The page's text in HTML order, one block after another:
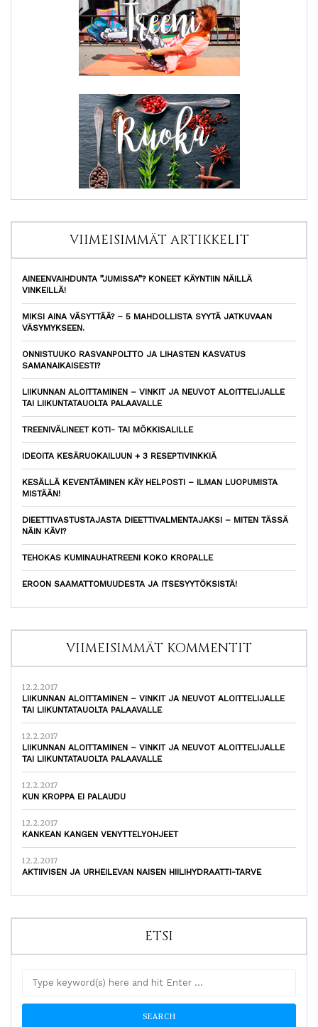
VIIMEISIMMÄT ARTIKKELIT
AINEENVAIHDUNTA ”JUMISSA”? KONEET KÄYNTIIN NÄILLÄ
VINKEILLÄ!
MIKSI AINA VÄSYTTÄÄ? – 5 MAHDOLLISTA SYYTÄ JATKUVAAN
VÄSYMYKSEEN.
ONNISTUUKO RASVANPOLTTO JA LIHASTEN KASVATUS
SAMANAIKAISESTI?
LIIKUNNAN ALOITTAMINEN – VINKIT JA NEUVOT ALOITTELIJALLE
TAI LIIKUNTATAUOLTA PALAAVALLE
TREENIVÄLINEET KOTI- TAI MÖKKISALILLE
IDEOITA KESÄRUOKAILUUN + 3 RESEPTIVINKKIÄ
KESÄLLÄ KEVENTÄMINEN KÄY HELPOSTI – ILMAN LUOPUMISTA
MISTÄÄN!
DIEETTIVASTUSTAJASTA DIEETTIVALMENTAJAKSI – MITEN TÄSSÄ
NÄIN KÄVI?
TEHOKAS KUMINAUHATREENI KOKO KROPALLE
EROON SAAMATTOMUUDESTA JA ITSESYYTÖKSISTÄ!
VIIMEISIMMÄT KOMMENTIT
12.2.2017
LIIKUNNAN ALOITTAMINEN – VINKIT JA NEUVOT ALOITTELIJALLE
TAI LIIKUNTATAUOLTA PALAAVALLE
12.2.2017
LIIKUNNAN ALOITTAMINEN – VINKIT JA NEUVOT ALOITTELIJALLE
TAI LIIKUNTATAUOLTA PALAAVALLE
12.2.2017
KUN KROPPA EI PALAUDU
12.2.2017
KANKEAN KANGEN VENYTTELYOHJEET
12.2.2017
AKTIIVISEN JA URHEILEVAN NAISEN HIILIHYDRAATTI-TARVE
ETSI